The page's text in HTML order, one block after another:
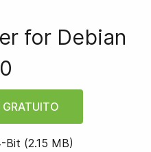
for Debian
-bit (2.15 MB)